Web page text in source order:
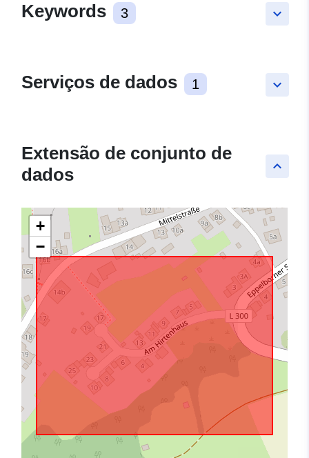
keyboard_arrow_down
Keywords 3
keyboard_arrow_down
Serviços de dados 1
keyboard_arrow_up
Extensão de conjunto de
dados
+
−